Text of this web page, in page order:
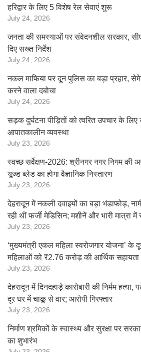
हरिद्वार के लिए 5 विशेष रेल सेवाएं शुरू
July 24, 2026
जनता की समस्याओं पर संवेदनशील सरकार,
दिए सख्त निर्देश
July 24, 2026
नकल माफिया पर दून पुलिस का बड़ा प्रहार,
करने वाला दबोचा
July 24, 2026
सड़क दुर्घटना पीड़ितों को त्वरित उपचार के लिए
आपातकालीन व्यवस्था
July 23, 2026
स्वच्छ सर्वेक्षण-2026: श्रीनगर नगर निगम की
यूज्ड ब्लेड का होगा वैज्ञानिक निस्तारण
July 23, 2026
देहरादून में नकली दवाइयों का बड़ा भंडाफोड़,
रही थीं फर्जी मेडिसिन; मशीनें और भारी मात्रा में
July 23, 2026
‘मुख्यमंत्री एकल महिला स्वरोजगार योजना’
महिलाओं को ₹2.76 करोड़ की आर्थिक सहायता
July 23, 2026
देहरादून में दिनदहाड़े कारोबारी की निर्मम
दूर घर में चाकू से वार; आरोपी गिरफ्तार
July 23, 2026
निर्माण श्रमिकों के स्वास्थ्य और सुरक्षा पर
का शुभारंभ